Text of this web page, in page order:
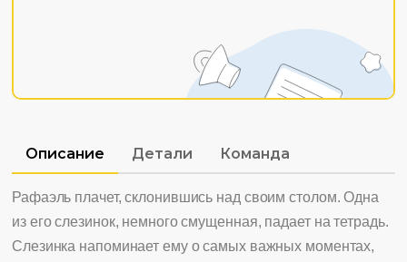
Описание Детали Команда
Рафаэль плачет, склонившись над своим столом. Одна
из его слезинок, немного смущенная, падает на тетрадь.
Слезинка напоминает ему о самых важных моментах,